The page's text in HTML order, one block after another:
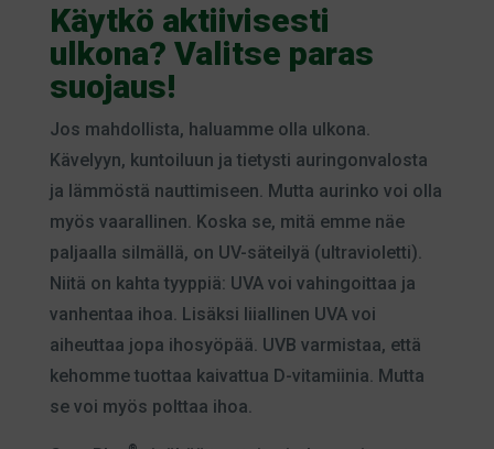
Käytkö aktiivisesti
ulkona? Valitse paras
suojaus!
Jos mahdollista, haluamme olla ulkona.
Kävelyyn, kuntoiluun ja tietysti auringonvalosta
ja lämmöstä nauttimiseen. Mutta aurinko voi olla
myös vaarallinen. Koska se, mitä emme näe
paljaalla silmällä, on UV-säteilyä (ultravioletti).
Niitä on kahta tyyppiä: UVA voi vahingoittaa ja
vanhentaa ihoa. Lisäksi liiallinen UVA voi
aiheuttaa jopa ihosyöpää. UVB varmistaa, että
kehomme tuottaa kaivattua D-vitamiinia. Mutta
se voi myös polttaa ihoa.